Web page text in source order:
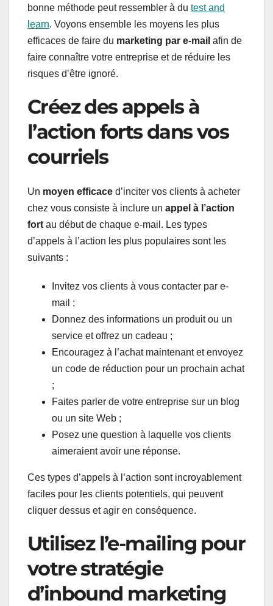
bonne méthode peut ressembler à du test and
learn. Voyons ensemble les moyens les plus
efficaces de faire du marketing par e-mail afin de
faire connaître votre entreprise et de réduire les
risques d’être ignoré.
Créez des appels à
l’action forts dans vos
courriels
Un moyen efficace d’inciter vos clients à acheter
chez vous consiste à inclure un appel à l’action
fort au début de chaque e-mail. Les types
d’appels à l’action les plus populaires sont les
suivants :
Invitez vos clients à vous contacter par e-
mail ;
Donnez des informations un produit ou un
service et offrez un cadeau ;
Encouragez à l’achat maintenant et envoyez
un code de réduction pour un prochain achat
;
Faites parler de votre entreprise sur un blog
ou un site Web ;
Posez une question à laquelle vos clients
aimeraient avoir une réponse.
Ces types d’appels à l’action sont incroyablement
faciles pour les clients potentiels, qui peuvent
cliquer dessus et agir en conséquence.
Utilisez l’e-mailing pour
votre stratégie
d’inbound marketing